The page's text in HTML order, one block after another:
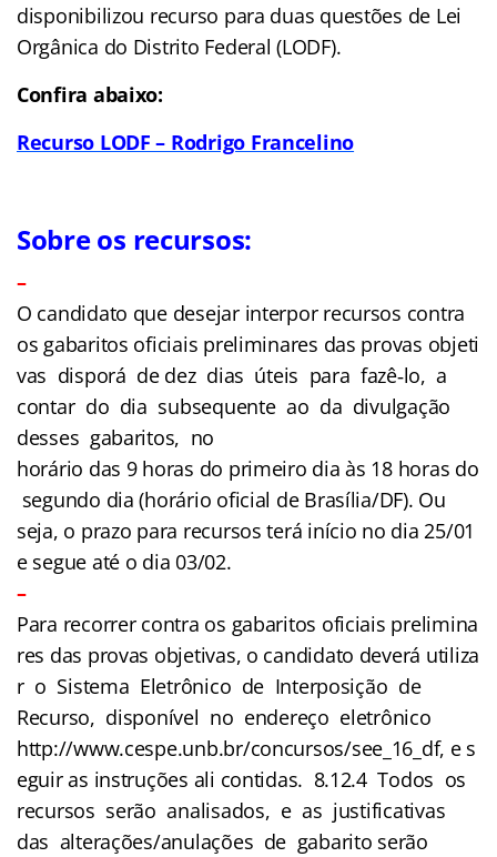
disponibilizou recurso para duas questões de Lei
Orgânica do Distrito Federal (LODF).
Confira abaixo:
Recurso LODF – Rodrigo Francelino
Sobre os recursos:
–
O candidato que desejar interpor recursos contra
os gabaritos oficiais preliminares das provas objeti
vas disporá de dez dias úteis para fazê‐lo, a
contar do dia subsequente ao da divulgação
desses gabaritos, no
horário das 9 horas do primeiro dia às 18 horas do
segundo dia (horário oficial de Brasília/DF). Ou
seja, o prazo para recursos terá início no dia 25/01
e segue até o dia 03/02.
–
Para recorrer contra os gabaritos oficiais prelimina
res das provas objetivas, o candidato deverá utiliza
r o Sistema Eletrônico de Interposição de
Recurso, disponível no endereço eletrônico
http://www.cespe.unb.br/concursos/see_16_df, e s
eguir as instruções ali contidas. 8.12.4 Todos os
recursos serão analisados, e as justificativas
das alterações/anulações de gabarito serão